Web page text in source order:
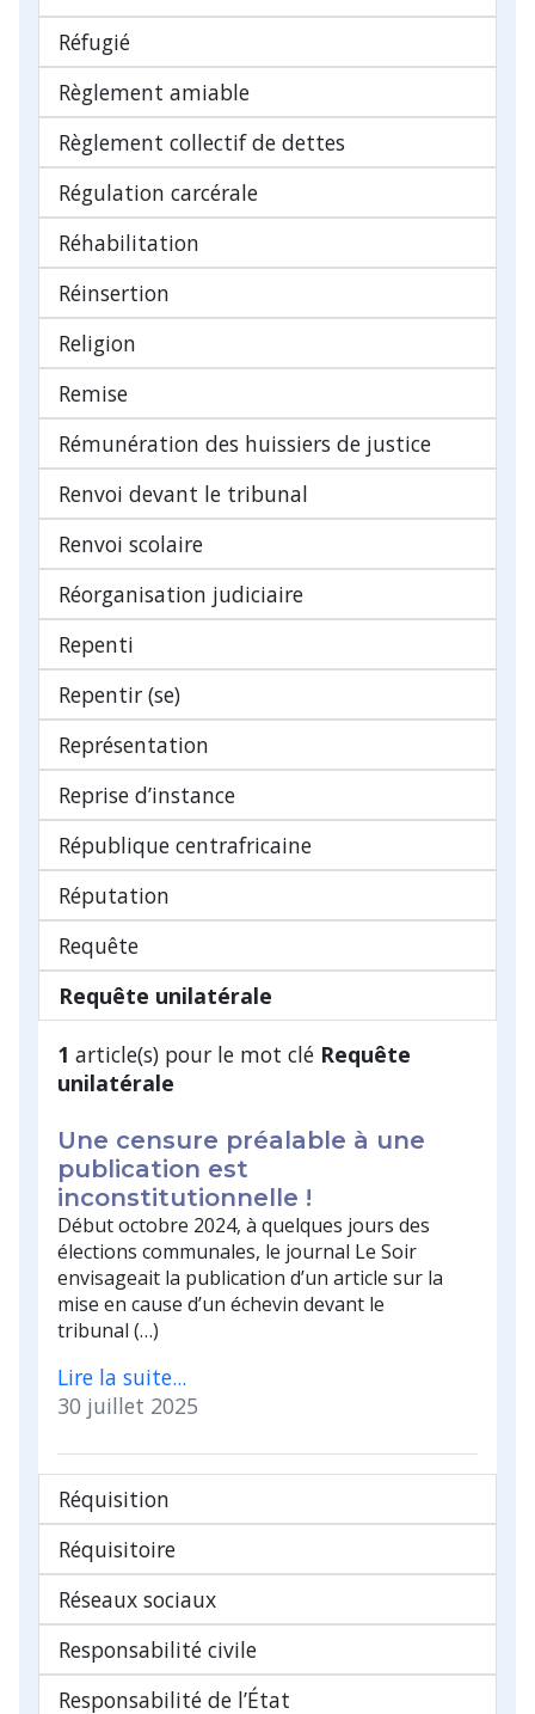
Réfugié
Règlement amiable
Règlement collectif de dettes
Régulation carcérale
Réhabilitation
Réinsertion
Religion
Remise
Rémunération des huissiers de justice
Renvoi devant le tribunal
Renvoi scolaire
Réorganisation judiciaire
Repenti
Repentir (se)
Représentation
Reprise d’instance
République centrafricaine
Réputation
Requête
Requête unilatérale
1 article(s) pour le mot clé Requête
unilatérale
Une censure préalable à une
publication est
inconstitutionnelle !
Début octobre 2024, à quelques jours des
élections communales, le journal Le Soir
envisageait la publication d’un article sur la
mise en cause d’un échevin devant le
tribunal (…)
Lire la suite...
30 juillet 2025
Réquisition
Réquisitoire
Réseaux sociaux
Responsabilité civile
Responsabilité de l’État